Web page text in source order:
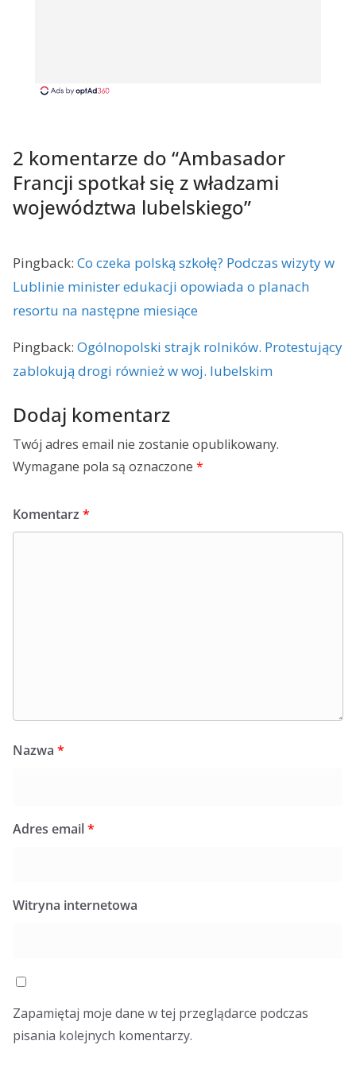
2 komentarze do “Ambasador
Francji spotkał się z władzami
województwa lubelskiego”
Pingback: Co czeka polską szkołę? Podczas wizyty w
Lublinie minister edukacji opowiada o planach
resortu na następne miesiące
Pingback: Ogólnopolski strajk rolników. Protestujący
zablokują drogi również w woj. lubelskim
Dodaj komentarz
Twój adres email nie zostanie opublikowany.
Wymagane pola są oznaczone *
Komentarz *
Nazwa *
Adres email*
Witryna internetowa
Zapamiętaj moje dane w tej przeglądarce podczas
pisania kolejnych komentarzy.